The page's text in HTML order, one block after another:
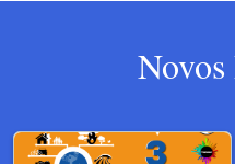
Novos